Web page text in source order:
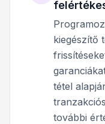
kiegészítő
tétel
további